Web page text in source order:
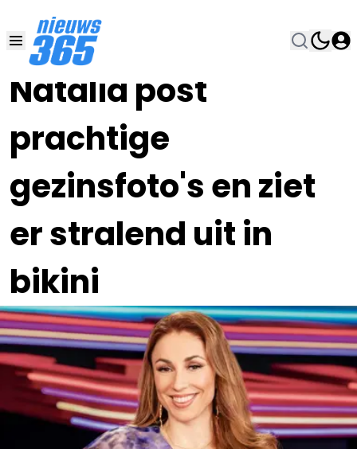
Natalia post
prachtige
gezinsfoto's en ziet
er stralend uit in
bikini
25 DEC 2023, 14:00